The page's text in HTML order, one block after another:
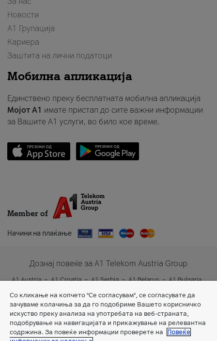
Новости
А1 Групација
Кариера
Заштита на лични податоци
Мобилна апликација
Единствено преку бесплатната мобилна апликација
Мојот A1 имате пристап до сите важни информации
за Вашите A1 услуги, во било кое време.
Member of
Начини на плаќање
Дознај повеќе за A1 Telekom Austria Group
A1 Austria A1 Croatia A1 Serbia A1 Belarus
A1 Bulgaria
Со кликање на копчето "Се согласувам", се согласувате да
зачуваме колачиња за да го подобриме Вашето корисничко
искуство преку анализа на употребата на веб-страната,
подобрување на навигацијата и прикажување на релевантна
содржина. За повеќе информации проверете на
Повеќе